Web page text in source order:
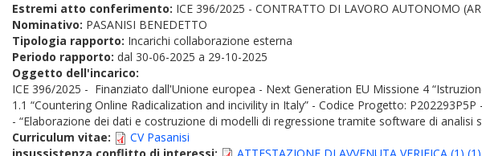
Estremi atto conferimento: ICE 396/2025 - CONTRATTO DI LAVORO AUTONOMO
Nominativo: PASANISI BENEDETTO
Tipologia rapporto: Incarichi collaborazione esterna
Periodo rapporto: dal 30-06-2025 a 29-10-2025
Oggetto dell'incarico:
ICE 396/2025 - Finanziato dall'Unione europea - Next Generation EU Missione 4
1.1 “Countering Online Radicalization and incivility in Italy” - Codice Progetto:
- “Elaborazione dei dati e costruzione di modelli di regressione tramite software di
Curriculum vitae:
CV Pasanisi